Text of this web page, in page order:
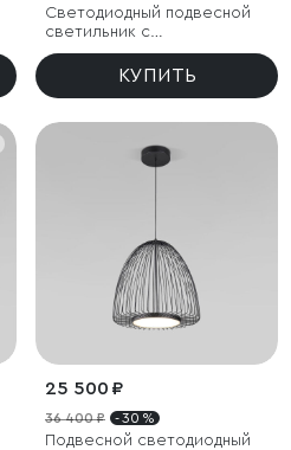
Светодиодный подвесной
светильник с
регулировкой высоты
КУПИТЬ
25 500 ₽
36 400 ₽ - 30 %
Подвесной светодиодный